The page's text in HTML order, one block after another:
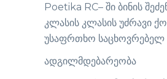
Poetika RC– ში ბინის
კლასის კლასის უძრავი
უსაფრთხო საცხოვრებელ
ადგილმდებარეობა